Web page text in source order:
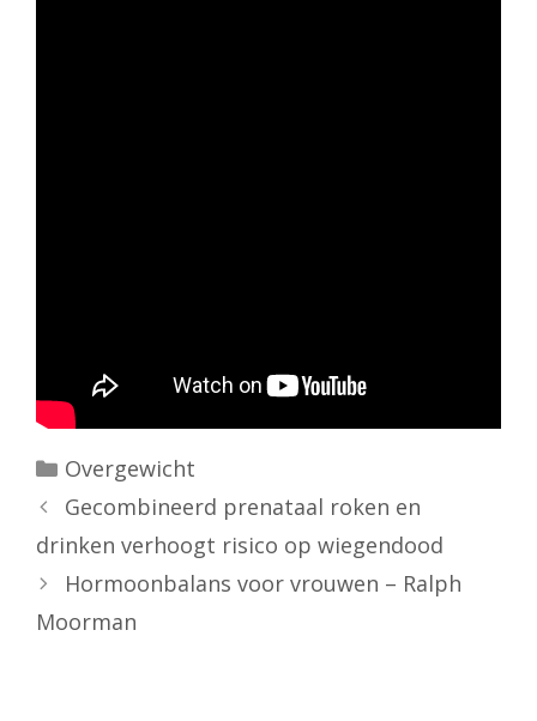
Categorieën
Overgewicht
Gecombineerd prenataal roken en
drinken verhoogt risico op wiegendood
Hormoonbalans voor vrouwen – Ralph
Moorman